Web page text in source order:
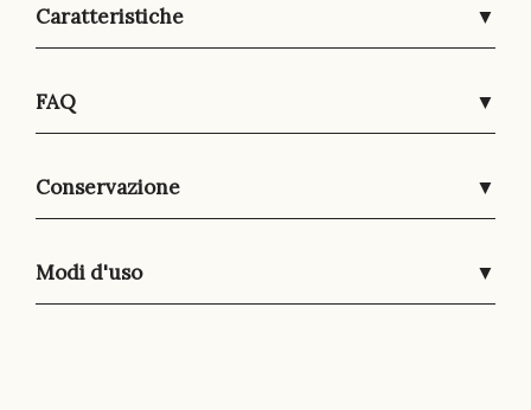
Caratteristiche ▼
FAQ ▼
Conservazione ▼
Modi d'uso ▼